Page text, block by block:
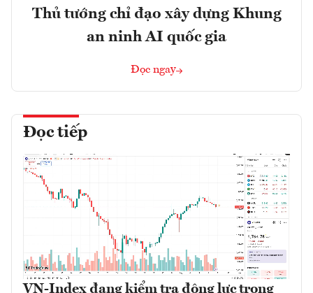
Thủ tướng chỉ đạo xây dựng Khung
an ninh AI quốc gia
Đọc ngay
Đọc tiếp
VN-Index đang kiểm tra động lực trong